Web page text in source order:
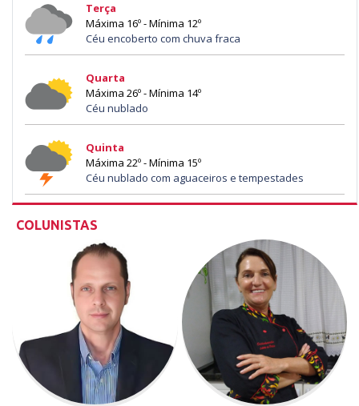
Terça
Máxima 16º - Mínima 12º
Céu encoberto com chuva fraca
Quarta
Máxima 26º - Mínima 14º
Céu nublado
Quinta
Máxima 22º - Mínima 15º
Céu nublado com aguaceiros e tempestades
COLUNISTAS